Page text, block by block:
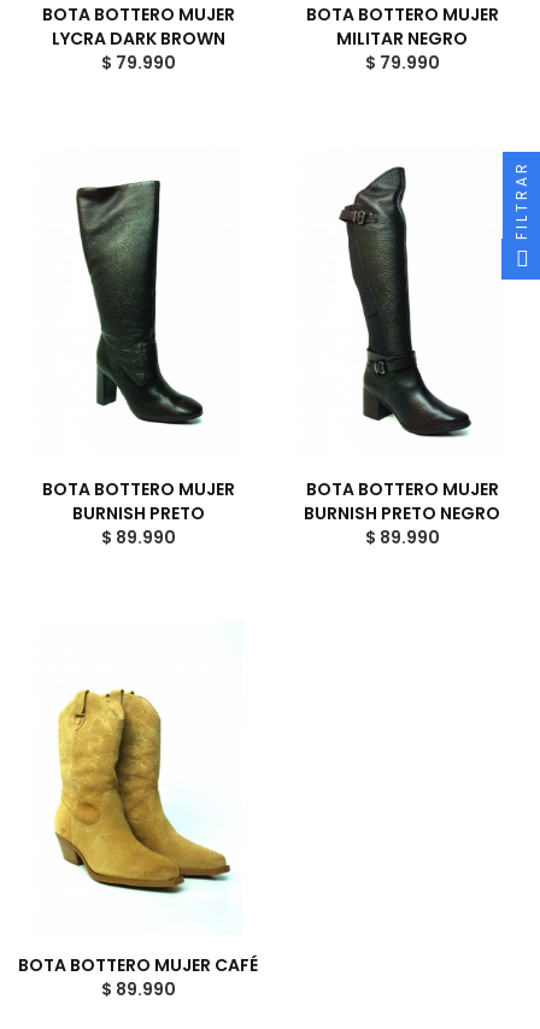
BOTA BOTTERO MUJER
LYCRA DARK BROWN
$ 79.990
BOTA BOTTERO MUJER
MILITAR NEGRO
$ 79.990
BOTA BOTTERO MUJER
BURNISH PRETO
$ 89.990
BOTA BOTTERO MUJER
BURNISH PRETO NEGRO
$ 89.990
BOTA BOTTERO MUJER CAFÉ
$ 89.990
FILTRAR